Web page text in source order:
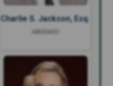
Charlie S. Jackson, Esq.
ABOGADO